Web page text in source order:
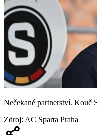
Nečekané partnerství. Kouč
Zdroj: AC Sparta Praha